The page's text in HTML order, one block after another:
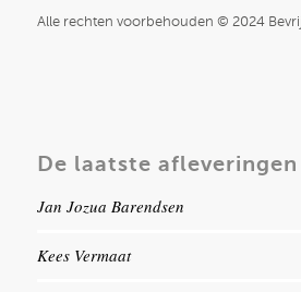
Alle rechten voorbehouden © 2024
De laatste afleveringen
Jan Jozua Barendsen
Kees Vermaat